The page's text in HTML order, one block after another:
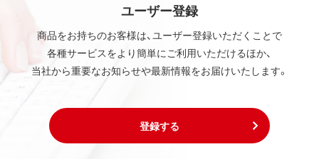
ユーザー登録
商品をお持ちのお客様は、ユーザー登録いただくことで
各種サービスをより簡単にご利用いただけるほか、
当社から重要なお知らせや最新情報をお届けいたします。
登録する